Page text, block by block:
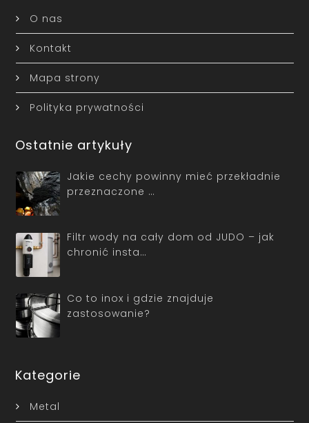
O nas
Kontakt
Mapa strony
Polityka prywatności
Ostatnie artykuły
Jakie cechy powinny mieć przekładnie
przeznaczone …
Filtr wody na cały dom od JUDO – jak
chronić insta…
Co to inox i gdzie znajduje
zastosowanie?
Kategorie
Metal